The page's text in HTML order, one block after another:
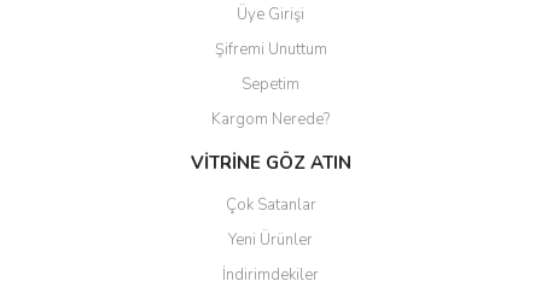
Üye Girişi
Şifremi Unuttum
Sepetim
Kargom Nerede?
VİTRİNE GÖZ ATIN
Çok Satanlar
Yeni Ürünler
İndirimdekiler